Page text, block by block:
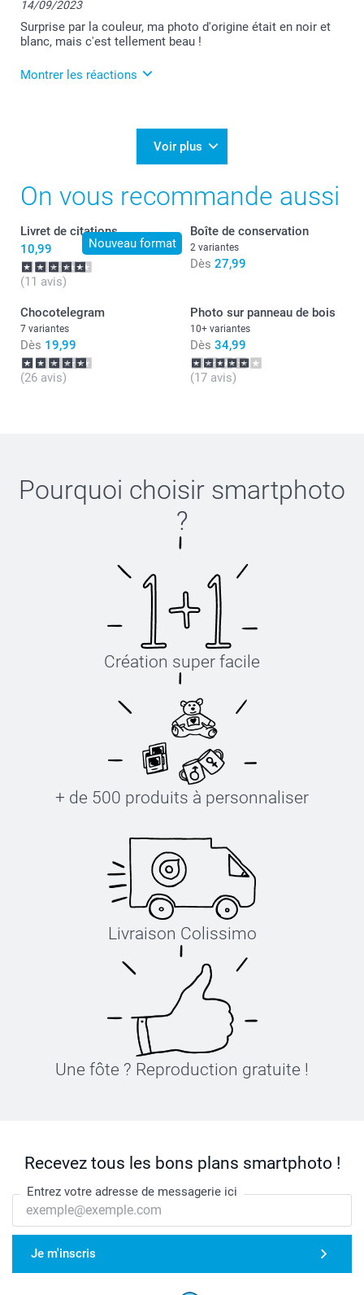
14/09/2023
Surprise par la couleur, ma photo d'origine était en noir et
blanc, mais c'est tellement beau !
Montrer les réactions
Merci pour votre ressenti :-)
conforme à vos attentes :-)
Julie@Smartphoto
Voir plus
On vous recommande aussi
Nouveau format
Livret de citations
10,99
(11 avis)
Boîte de conservation
2 variantes
Dès 27,99
Chocotelegram
7 variantes
Dès 19,99
(26 avis)
Photo sur panneau de bois
10+ variantes
Dès 34,99
(17 avis)
Pourquoi choisir smartphoto
?
Création super facile
+ de 500 produits à personnaliser
Livraison Colissimo
Une fôte ? Reproduction gratuite !
Recevez tous les bons plans smartphoto !
Entrez votre adresse de messagerie ici
Je m'inscris